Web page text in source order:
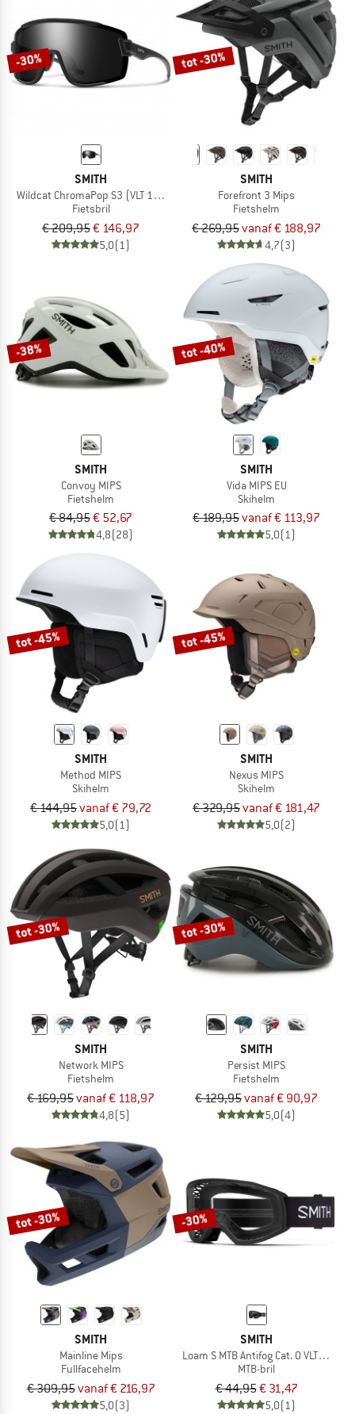
-30%
SMITH
Wildcat ChromaPop S3 (VLT 10%) + S0 (VLT 90%)
Fietsbril
€ 209,95€ 146,97
5,0(1)
tot -30%
SMITH
Forefront 3 Mips
Fietshelm
€ 269,95vanaf € 188,97
4,7(3)
-38%
SMITH
Convoy MIPS
Fietshelm
€ 84,95€ 52,67
4,8(28)
tot -40%
SMITH
Vida MIPS EU
Skihelm
€ 189,95vanaf € 113,97
5,0(1)
tot -45%
SMITH
Method MIPS
Skihelm
€ 144,95vanaf € 79,72
5,0(1)
tot -45%
SMITH
Nexus MIPS
Skihelm
€ 329,95vanaf € 181,47
5,0(2)
tot -30%
SMITH
Network MIPS
Fietshelm
€ 169,95vanaf € 118,97
4,8(5)
tot -30%
SMITH
Persist MIPS
Fietshelm
€ 129,95vanaf € 90,97
5,0(4)
tot -30%
SMITH
Mainline Mips
Fullfacehelm
€ 309,95vanaf € 216,97
5,0(3)
-30%
SMITH
Loam S MTB Antifog Cat. 0 VLT 90%
MTB-bril
€ 44,95€ 31,47
5,0(1)